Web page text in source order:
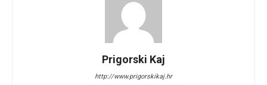
Prigorski Kaj
http://www.prigorskikaj.hr